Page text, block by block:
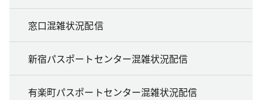
窓口混雑状況配信
新宿パスポートセンター混雑状況配信
有楽町パスポートセンター混雑状況配信